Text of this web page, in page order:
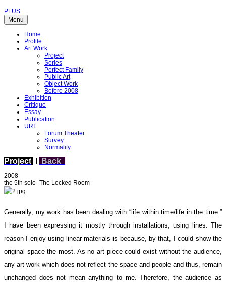
PLUS
Menu
Home
Profile
Art Work
Project
Series
Perfect Family
Public Art
Object Work
Before 2008
Exhibition
Critique
Essay
Publication
URI
Forum Theater
Survey
Normality
Project Back
2008
the 5th solo- The Locked Room
Generally, my work has been dealing with “life within time/life in the time.”
I have been expressing it mostly through installations, using lines. The
reason I enjoy using linear materials is because, by that, I could show the
original space the most. As no art piece could exist without the audience,
any art work which does not reflect the space and people and thus, remain
unchanged does not mean anything to me. Therefore, the audience as